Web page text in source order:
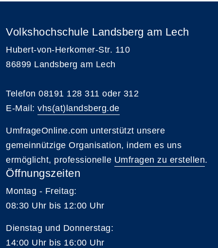
Volkshochschule Landsberg am Lech
Hubert-von-Herkomer-Str. 110
86899 Landsberg am Lech
Telefon 08191 128 311 oder 312
E-Mail: vhs(at)landsberg.de
UmfrageOnline.com unterstützt unsere
gemeinnützige Organisation, indem es uns
ermöglicht, professionelle Umfragen zu erstellen.
Öffnungszeiten
Montag - Freitag:
08:30 Uhr bis 12:00 Uhr
Dienstag und Donnerstag:
14:00 Uhr bis 16:00 Uhr